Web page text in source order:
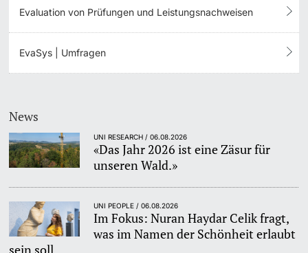
Evaluation von Prüfungen und Leistungsnachweisen
EvaSys | Umfragen
News
UNI RESEARCH / 06.08.2026
«Das Jahr 2026 ist eine Zäsur für
unseren Wald.»
UNI PEOPLE / 06.08.2026
Im Fokus: Nuran Haydar Celik fragt,
was im Namen der Schönheit erlaubt
sein soll